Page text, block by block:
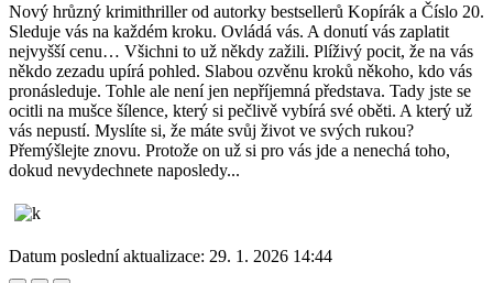
Nový hrůzný krimithriller od autorky bestsellerů Kopírák a Číslo 20.
Sleduje vás na každém kroku. Ovládá vás. A donutí vás zaplatit
nejvyšší cenu… Všichni to už někdy zažili. Plíživý pocit, že na vás
někdo zezadu upírá pohled. Slabou ozvěnu kroků někoho, kdo vás
pronásleduje. Tohle ale není jen nepříjemná představa. Tady jste se
ocitli na mušce šílence, který si pečlivě vybírá své oběti. A který už
vás nepustí. Myslíte si, že máte svůj život ve svých rukou?
Přemýšlejte znovu. Protože on už si pro vás jde a nenechá toho,
dokud nevydechnete naposledy...
Datum poslední aktualizace: 29. 1. 2026 14:44